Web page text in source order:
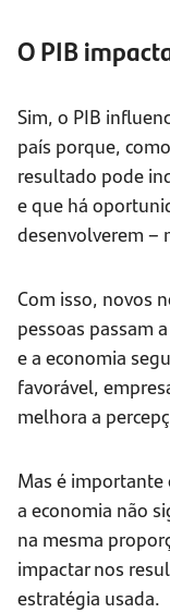
O PIB
Sim, o PIB
país porque,
resultado pode
e que há
desenvolverem –
Com isso, novos
pessoas passam
e a economia
favorável,
melhora a
Mas é importante
a economia não
na mesma
impactar nos
estratégia usada.